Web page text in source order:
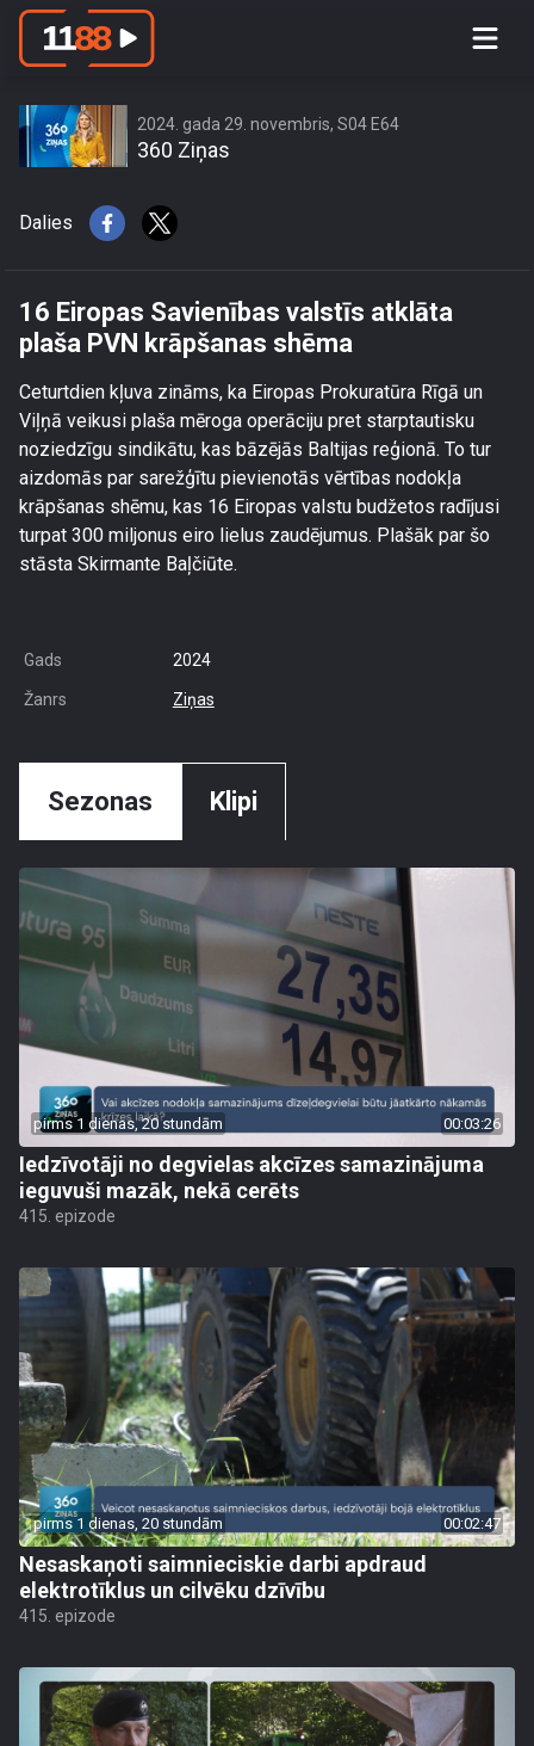
16 Eiropas Savienības valstīs atklāta
2024. gada 29. novembris, S04 E64
360 Ziņas
Dalies
16 Eiropas Savienības valstīs atklāta
plaša PVN krāpšanas shēma
Ceturtdien kļuva zināms, ka Eiropas Prokuratūra Rīgā un
Viļņā veikusi plaša mēroga operāciju pret starptautisku
noziedzīgu sindikātu, kas bāzējās Baltijas reģionā. To tur
aizdomās par sarežģītu pievienotās vērtības nodokļa
krāpšanas shēmu, kas 16 Eiropas valstu budžetos radījusi
turpat 300 miljonus eiro lielus zaudējumus. Plašāk par šo
stāsta Skirmante Baļčiūte.
Gads 2024
Žanrs Ziņas
Sezonas Klipi
pirms 1 dienas, 20 stundām 00:03:26
Iedzīvotāji no degvielas akcīzes samazinājuma
ieguvuši mazāk, nekā cerēts
415. epizode
pirms 1 dienas, 20 stundām 00:02:47
Nesaskaņoti saimnieciskie darbi apdraud
elektrotīklus un cilvēku dzīvību
415. epizode